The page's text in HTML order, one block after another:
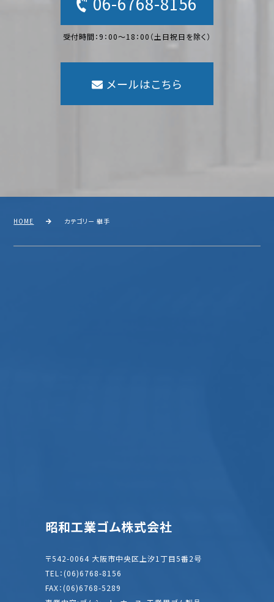
受付時間：9：00〜18：00（土日祝日を除く）
メールはこちら
HOME カテゴリー 継手
昭和工業ゴム株式会社
〒542-0064 大阪市中央区上汐1丁目5番2号
TEL：(06)6768-8156
FAX：(06)6768-5289